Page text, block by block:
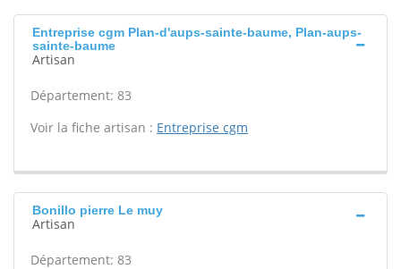
Entreprise cgm Plan-d'aups-sainte-baume, Plan-aups-
sainte-baume
Artisan
Département: 83
Voir la fiche artisan : Entreprise cgm
Bonillo pierre Le muy
Artisan
Département: 83